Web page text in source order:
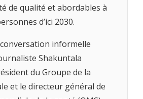
de qualité et abordables à
d’ici 2030.
conversation informelle
Shakuntala
du Groupe de la
et le directeur général de